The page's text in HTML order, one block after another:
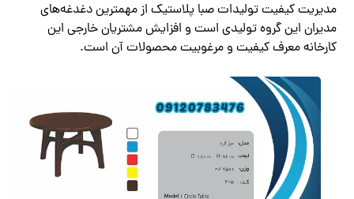
مدیریت کیفیت تولیدات صبا پلاستیک از مهمترین دغدغه‌های
مدیران این گروه تولیدی است و افزایش مشتریان خارجی این
کارخانه معرف کیفیت و مرغوبیت محصولات آن است.